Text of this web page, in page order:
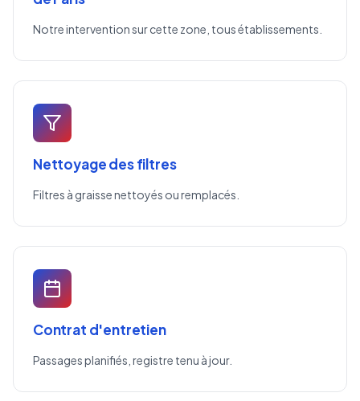
Notre intervention sur cette zone, tous établissements.
Nettoyage des filtres
Filtres à graisse nettoyés ou remplacés.
Contrat d'entretien
Passages planifiés, registre tenu à jour.